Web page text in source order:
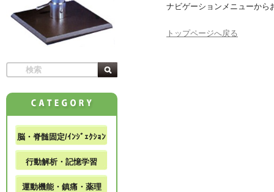
ナビゲーションメニューから
トップページへ戻る
脳・脊髄固定/ｲﾝｼﾞｪｸｼｮﾝ
行動解析・記憶学習
運動機能・鎮痛・薬理